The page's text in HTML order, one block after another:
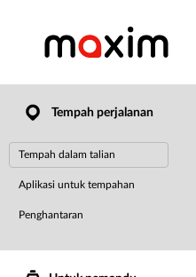
Tempah perjalanan
Tempah dalam talian
Aplikasi untuk tempahan
Penghantaran